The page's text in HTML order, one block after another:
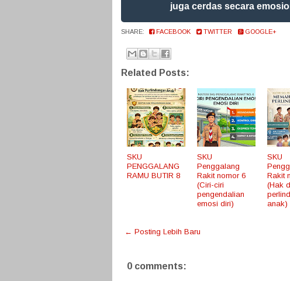
juga cerdas secara
SHARE: FACEBOOK TWITTER GOOGLE+
Related Posts:
SKU
PENGGALANG
RAMU BUTIR 8
SKU
Penggalang
Rakit nomor 6
(Ciri-ciri
pengendalian
emosi diri)
SKU
Rakit
(Hak
anak)
← Posting Lebih Baru
0 comments: